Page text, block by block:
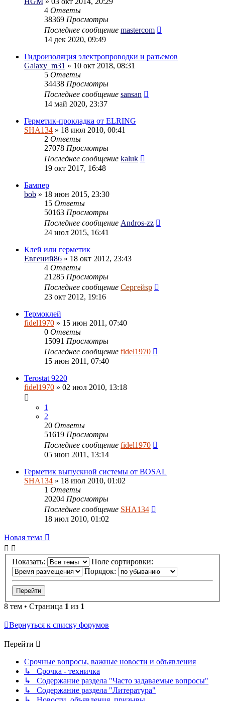
4 Ответы
38369 Просмотры
Последнее сообщение mastercom
14 дек 2020, 09:49
Гидроизоляция электропроводки и разъемов
Galaxy_m31 » 10 окт 2018, 08:31
5 Ответы
34438 Просмотры
Последнее сообщение sansan
14 май 2020, 23:37
Герметик-прокладка от ELRING
SHA134 » 18 июл 2010, 00:41
2 Ответы
27078 Просмотры
Последнее сообщение kaluk
19 окт 2017, 16:48
Бампер
bob » 18 июн 2015, 23:30
15 Ответы
50163 Просмотры
Последнее сообщение Andros-zz
24 июл 2015, 16:41
Клей или герметик
Евгений86 » 18 окт 2012, 23:43
4 Ответы
21285 Просмотры
Последнее сообщение Сергейsp
23 окт 2012, 19:16
Термоклей
fidel1970 » 15 июн 2011, 07:40
0 Ответы
15091 Просмотры
Последнее сообщение fidel1970
15 июн 2011, 07:40
Terostat 9220
fidel1970 » 02 июл 2010, 13:18
1
2
20 Ответы
51619 Просмотры
Последнее сообщение fidel1970
05 июн 2011, 13:14
Герметик выпускной системы от BOSAL
SHA134 » 18 июл 2010, 01:02
1 Ответы
20204 Просмотры
Последнее сообщение SHA134
18 июл 2010, 01:02
Новая тема
Показать:
Поле сортировки:
Порядок:
8 тем • Страница 1 из 1
Вернуться к списку форумов
Перейти
Срочные вопросы, важные новости и объявления
↳ Срочка - техничка
↳ Содержание раздела "Часто задаваемые вопросы"
↳ Содержание раздела "Литература"